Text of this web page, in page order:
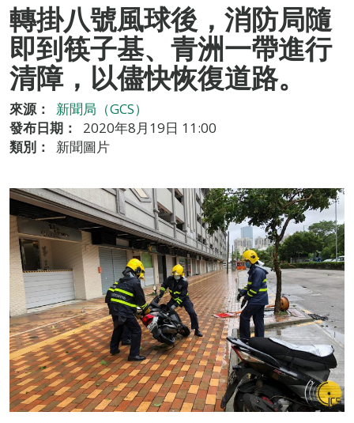
轉掛八號風球後，消防局隨
即到筷子基、青洲一帶進行
清障，以儘快恢復道路。
來源：
新聞局（GCS）
發布日期：
2020年8月19日 11:00
類別：
新聞圖片